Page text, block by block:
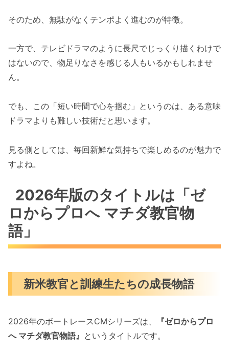
そのため、無駄がなくテンポよく進むのが特徴。
一方で、テレビドラマのように長尺でじっくり描くわけで
はないので、物足りなさを感じる人もいるかもしれませ
ん。
でも、この「短い時間で心を掴む」というのは、ある意味
ドラマよりも難しい技術だと思います。
見る側としては、毎回新鮮な気持ちで楽しめるのが魅力で
すよね。
2026年版のタイトルは「ゼ
ロからプロへ マチダ教官物
語」
新米教官と訓練生たちの成長物語
2026年のボートレースCMシリーズは、
『ゼロからプロ
へ マチダ教官物語』 というタイトルです。